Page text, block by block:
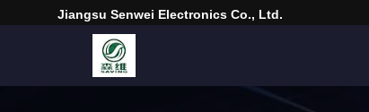
Jiangsu Senwei Electronics Co., Ltd.